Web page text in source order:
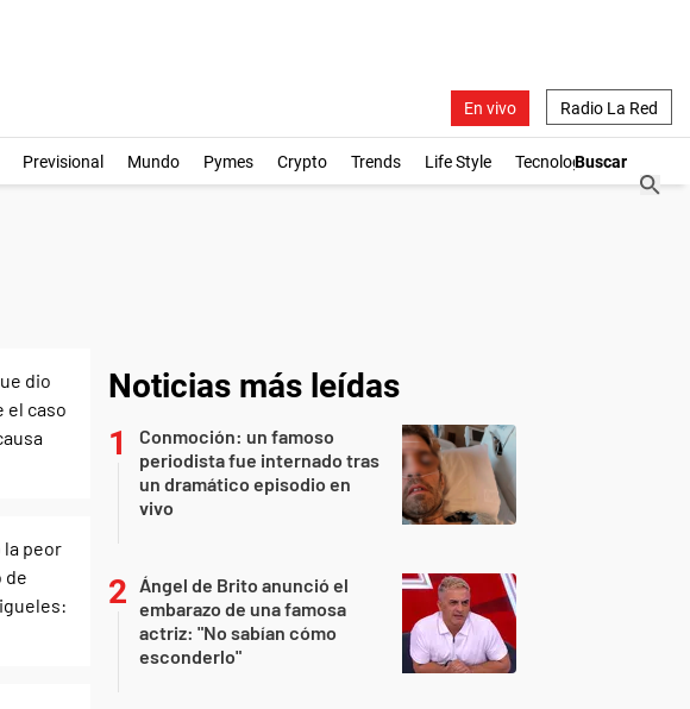
En vivo Radio La Red
Previsional Mundo Pymes Crypto Trends Life Style Tecnología
Noticias más leídas
Conmoción: un famoso
periodista fue internado tras
un dramático episodio en
vivo
Ángel de Brito anunció el
embarazo de una famosa
actriz: "No sabían cómo
esconderlo"